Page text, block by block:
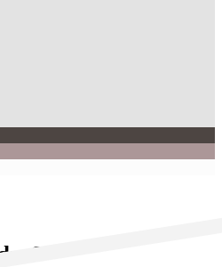
Schleifen, Polieren,